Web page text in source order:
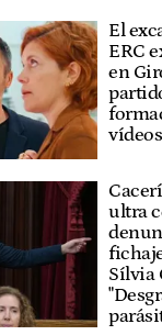
El
ERC
en
ultra
Sílvia